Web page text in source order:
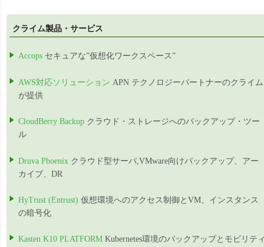
クライム製品・サービス
Accops セキュアな”仮想化ワークスペース”
AWS対応ソリューション APN テクノロジーパートナーのクライム
が提供
CloudBerry Backup クラウド・ストレージへのバックアップ・ツー
ル
Druva Phoenix クラウド型サーバ,VMware向けバックアップ、アー
カイブ、DR
HyTrust (Entrust) 仮想環境へのアクセス制御とVM、インスタンス
の暗号化
Kasten K10 PLATFORM Kubernetes環境のバックアップとモビリテ